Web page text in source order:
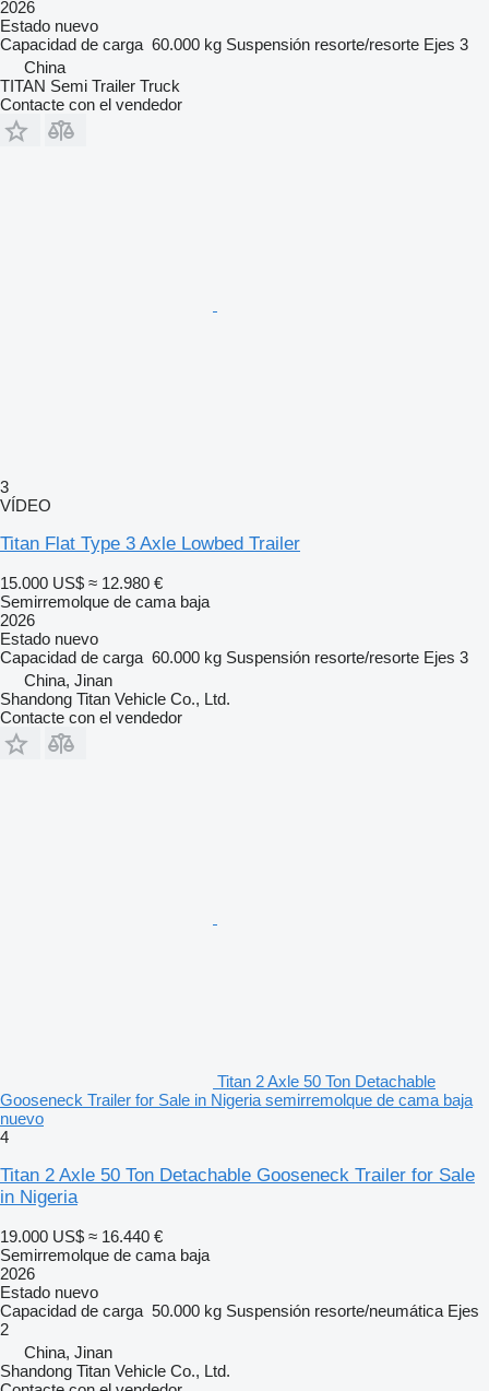
2026
Estado nuevo
Capacidad de carga 60.000 kg Suspensión resorte/resorte Ejes 3
China
TITAN Semi Trailer Truck
Contacte con el vendedor
3
VÍDEO
Titan Flat Type 3 Axle Lowbed Trailer
15.000 US$ ≈ 12.980 €
Semirremolque de cama baja
2026
Estado nuevo
Capacidad de carga 60.000 kg Suspensión resorte/resorte Ejes 3
China, Jinan
Shandong Titan Vehicle Co., Ltd.
Contacte con el vendedor
Titan 2 Axle 50 Ton Detachable
Gooseneck Trailer for Sale in Nigeria semirremolque de cama baja
nuevo
4
Titan 2 Axle 50 Ton Detachable Gooseneck Trailer for Sale
in Nigeria
19.000 US$ ≈ 16.440 €
Semirremolque de cama baja
2026
Estado nuevo
Capacidad de carga 50.000 kg Suspensión resorte/neumática Ejes
2
China, Jinan
Shandong Titan Vehicle Co., Ltd.